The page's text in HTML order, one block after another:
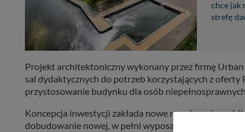
chce jak
strefę
Projekt architektoniczny wykonany przez firmę
sal dydaktycznych do potrzeb korzystających z
przystosowanie budynku dla osób
Koncepcja inwestycji zakłada nowe rozwiązania
dobudowanie nowej, w pełni wyposażonej sali